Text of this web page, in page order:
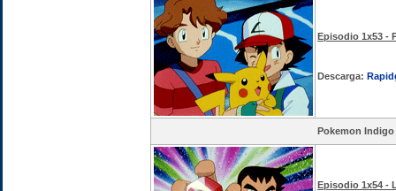
Episodio 1x53 -
Descarga:
Pokemon Indigo
Episodio 1x54 -